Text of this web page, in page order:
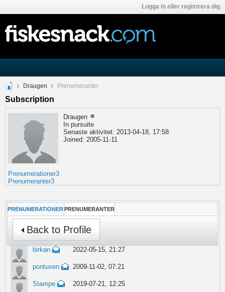
Logga in eller registrera dig
Draugen Prenumeranter
Subscription
Draugen
In pursuite
Senaste aktivitet: 2013-04-18, 17:58
Joined: 2005-11-11
Prenumerationer3
Prenumeranter3
PRENUMERATIONER PRENUMERANTER
Back to Profile
birkan 2022-05-15, 21:27
pontusen 2009-11-02, 07:21
Stampe 2019-07-21, 12:25